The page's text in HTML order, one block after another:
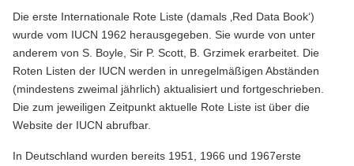
Die erste Internationale Rote Liste (damals ‚Red Data Book‘)
wurde vom IUCN 1962 herausgegeben. Sie wurde von unter
anderem von S. Boyle, Sir P. Scott, B. Grzimek erarbeitet. Die
Roten Listen der IUCN werden in unregelmäßigen Abständen
(mindestens zweimal jährlich) aktualisiert und fortgeschrieben.
Die zum jeweiligen Zeitpunkt aktuelle Rote Liste ist über die
Website der IUCN abrufbar.
In Deutschland wurden bereits 1951, 1966 und 1967erste